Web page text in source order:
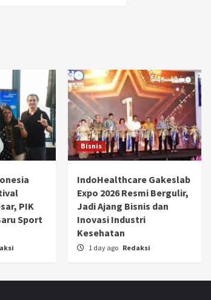
PIK
Sport
Bisnis
IndoHealthcare Gakeslab
Expo 2026 Resmi Bergulir,
Jadi Ajang Bisnis dan
Inovasi Industri
Kesehatan
1 day ago Redaksi